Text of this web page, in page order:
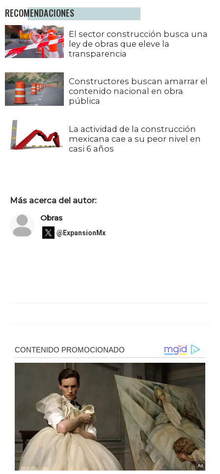
RECOMENDACIONES
El sector construcción busca una
ley de obras que eleve la
transparencia
Constructores buscan amarrar el
contenido nacional en obra
pública
La actividad de la construcción
mexicana cae a su peor nivel en
casi 6 años
Más acerca del autor:
Obras
@ExpansionMx